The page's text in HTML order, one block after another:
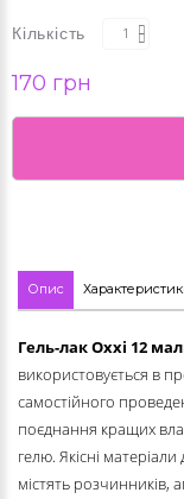
Кількість
170 грн
Опис
Гель-лак Oxxi 12
використовується в
самостійного
поєднання кращих
гелю. Якісні
містять розчинників,